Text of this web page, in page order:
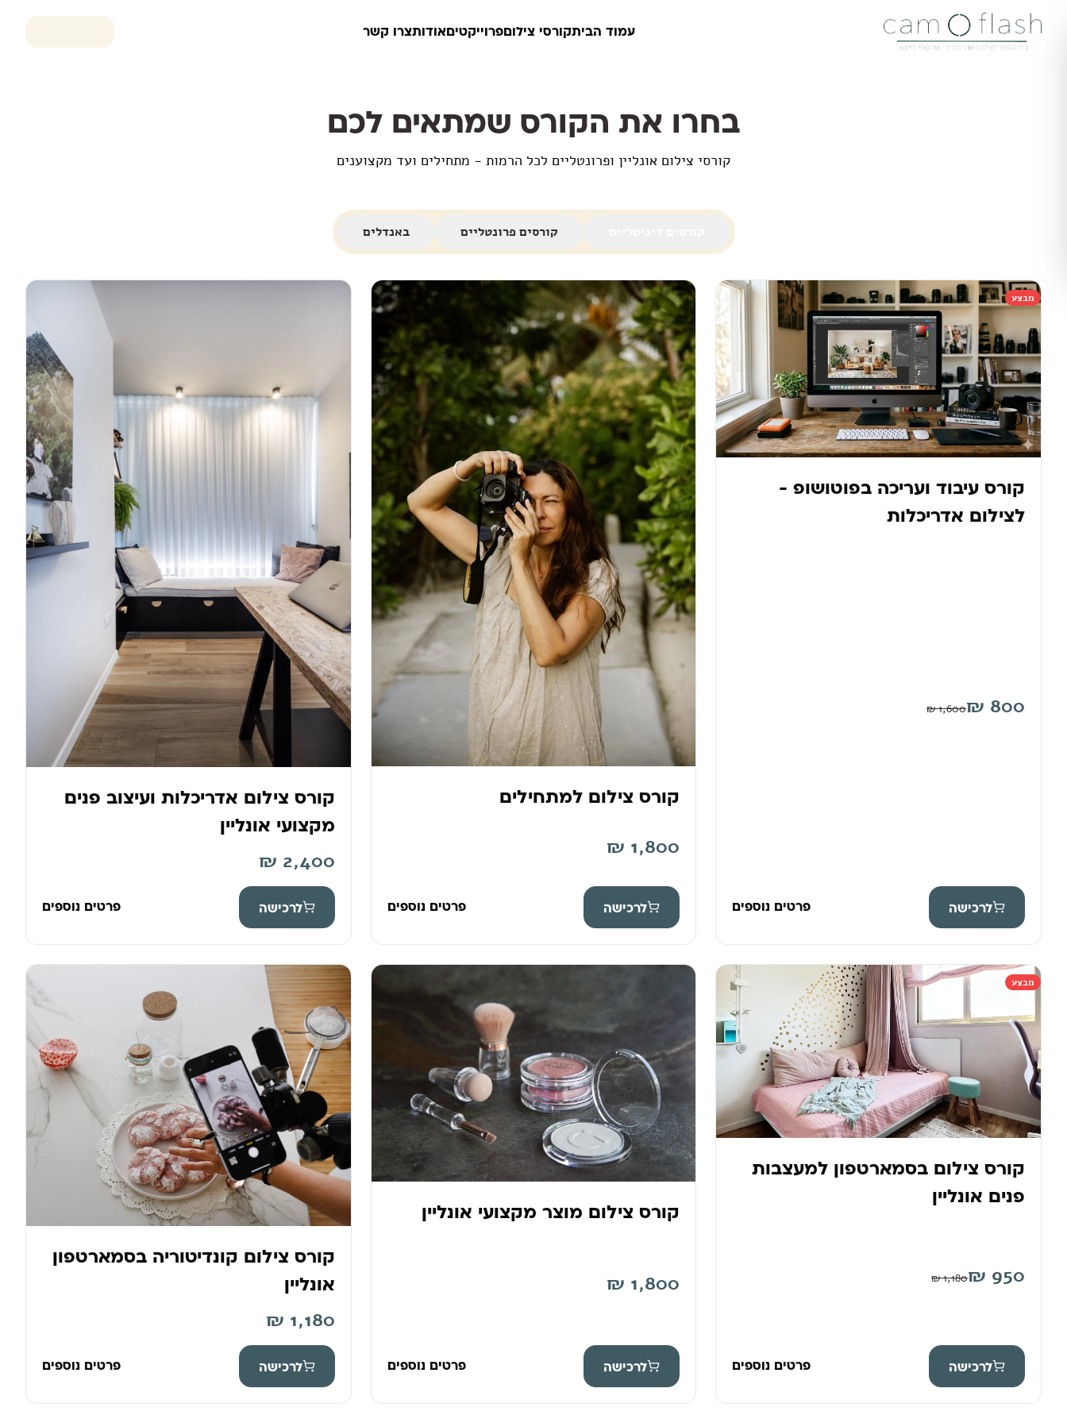
דלגו לתוכן הראשי
עמוד הביתקורסי צילוםפרוייקטיםאודותצרו קשר
בחרו את הקורס שמתאים לכם
קורסי צילום אונליין ופרונטליים לכל הרמות - מתחילים ועד מקצוענים
קורסים פרונטליים באנדלים
מבצע
קורס עיבוד ועריכה בפוטושופ -
לצילום אדריכלות
800
₪
1,600
₪
לרכישה פרטים נוספים
קורס צילום למתחילים
1,800
₪
לרכישה פרטים נוספים
קורס צילום אדריכלות ועיצוב פנים
מקצועי אונליין
2,400
₪
לרכישה פרטים נוספים
מבצע
קורס צילום בסמארטפון למעצבות
פנים אונליין
950
₪
1,180
₪
לרכישה פרטים נוספים
קורס צילום מוצר מקצועי אונליין
1,800
₪
לרכישה פרטים נוספים
קורס צילום קונדיטוריה בסמארטפון
אונליין
1,180
₪
לרכישה פרטים נוספים